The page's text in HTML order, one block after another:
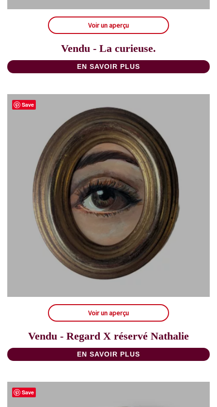
Voir un aperçu
Vendu - La curieuse.
EN SAVOIR PLUS
Save
Voir un aperçu
Vendu - Regard X réservé Nathalie
EN SAVOIR PLUS
Save